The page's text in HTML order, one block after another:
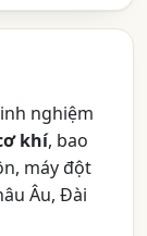
nghiệm
khí, bao
máy đột
Âu, Đài